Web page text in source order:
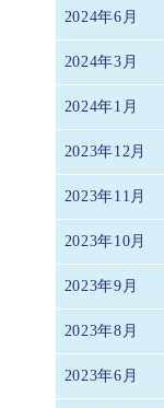
2024年6月
2024年3月
2024年1月
2023年12月
2023年11月
2023年10月
2023年9月
2023年8月
2023年6月